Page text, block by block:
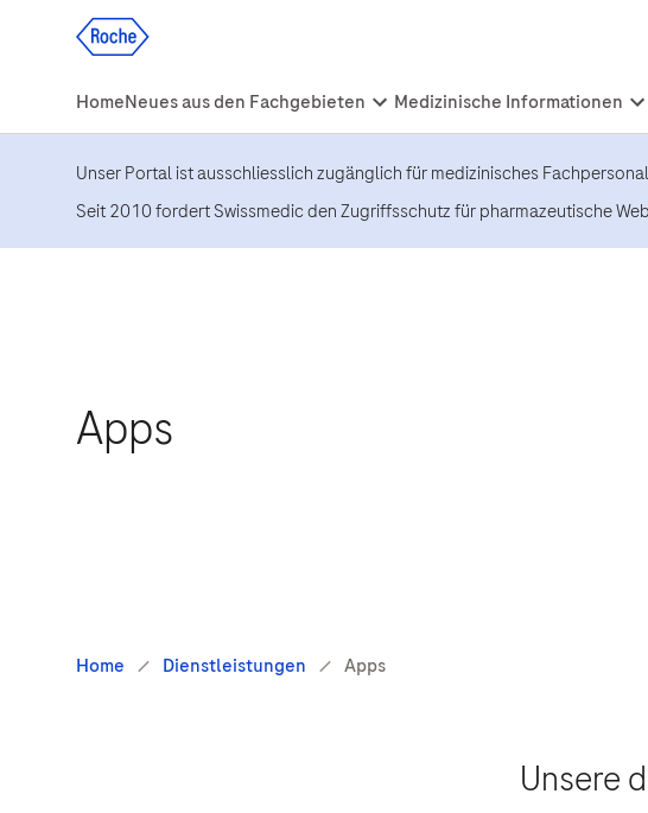
Unser Portal ist ausschliesslich zugänglich für medizinisches
Seit 2010 fordert Swissmedic den Zugriffsschutz für pharmazeutische
Apps
Unsere